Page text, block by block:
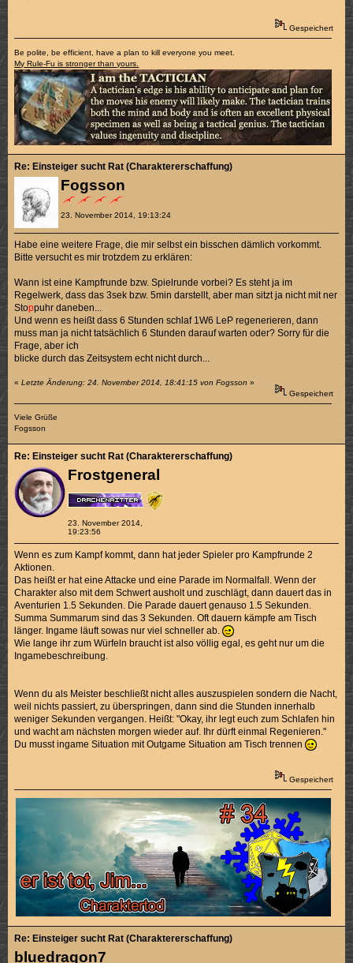
Gespeichert
Be polite, be efficient, have a plan to kill everyone you meet.
My Rule-Fu is stronger than yours.
Fogsson
23. November 2014, 19:13:24
Re: Einsteiger sucht Rat (Charaktererschaffung)
Habe eine weitere Frage, die mir selbst ein bisschen dämlich vorkommt.
Bitte versucht es mir trotzdem zu erklären:
Wann ist eine Kampfrunde bzw. Spielrunde vorbei? Es steht ja im
Regelwerk, dass das 3sek bzw. 5min darstellt, aber man sitzt ja nicht mit ner
Stoppuhr daneben...
Und wenn es heißt dass 6 Stunden schlaf 1W6 LeP regenerieren, dann
muss man ja nicht tatsächlich 6 Stunden darauf warten oder? Sorry für die
Frage, aber ich
blicke durch das Zeitsystem echt nicht durch...
«Letzte Änderung: 24. November 2014, 18:41:15 von Fogsson »
Gespeichert
Viele Grüße
Fogsson
Frostgeneral
23. November 2014,
19:23:56
Re: Einsteiger sucht Rat (Charaktererschaffung)
Wenn es zum Kampf kommt, dann hat jeder Spieler pro Kampfrunde 2
Aktionen.
Das heißt er hat eine Attacke und eine Parade im Normalfall. Wenn der
Charakter also mit dem Schwert ausholt und zuschlägt, dann dauert das in
Aventurien 1.5 Sekunden. Die Parade dauert genauso 1.5 Sekunden.
Summa Summarum sind das 3 Sekunden. Oft dauern kämpfe am Tisch
länger. Ingame läuft sowas nur viel schneller ab.
Wie lange ihr zum Würfeln braucht ist also völlig egal, es geht nur um die
Ingamebeschreibung.
Wenn du als Meister beschließt nicht alles auszuspielen sondern die Nacht,
weil nichts passiert, zu überspringen, dann sind die Stunden innerhalb
weniger Sekunden vergangen. Heißt: "Okay, ihr legt euch zum Schlafen hin
und wacht am nächsten morgen wieder auf. Ihr dürft einmal Regenieren."
Du musst ingame Situation mit Outgame Situation am Tisch trennen
Gespeichert
bluedragon7
Re: Einsteiger sucht Rat (Charaktererschaffung)